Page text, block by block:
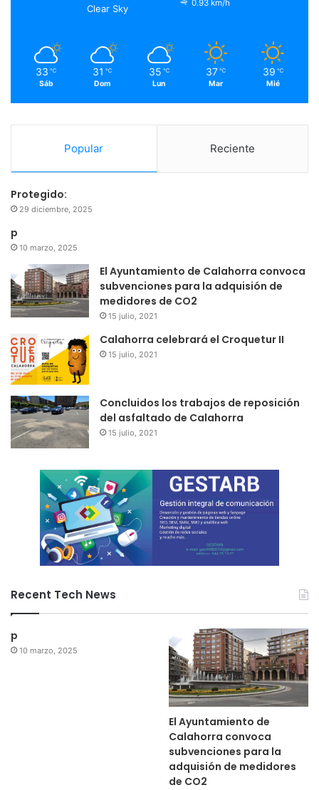
m
Clear Sky
0.93 km/h
33 ℃
Sáb
31 ℃
Dom
35 ℃
Lun
37 ℃
Mar
39 ℃
Mié
Popular Reciente
Protegido:
29 diciembre, 2025
p
10 marzo, 2025
El Ayuntamiento de Calahorra convoca
subvenciones para la adquisión de
medidores de CO2
15 julio, 2021
Calahorra celebrará el Croquetur II
15 julio, 2021
Concluidos los trabajos de reposición
del asfaltado de Calahorra
15 julio, 2021
Recent Tech News
p
10 marzo, 2025
El Ayuntamiento de
Calahorra convoca
subvenciones para la
adquisión de medidores
de CO2